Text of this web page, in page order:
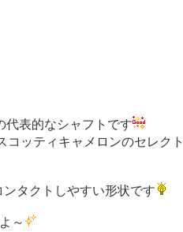
代表的なシャフトです
ッティキャメロンのセレクト
タクトしやすい形状です
～